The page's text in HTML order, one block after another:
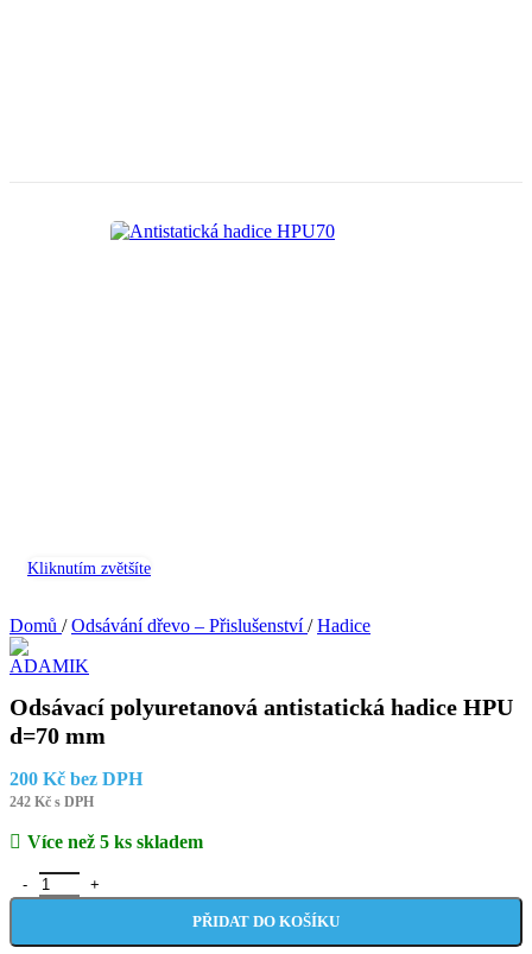
Kliknutím zvětšíte
Domů / Odsávání dřevo – Přislušenství/ Hadice
Odsávací polyuretanová antistatická hadice HPU
d=70 mm
200 Kč bez DPH
242 Kč s DPH
Více než 5 ks skladem
Odsávací polyuretanová antistatická hadice HPU d=70 mm množství
PŘIDAT DO KOŠÍKU